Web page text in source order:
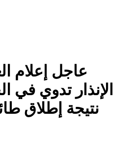
عاجل إعلام
الإنذار تدوي في
نتيجة إطلاق